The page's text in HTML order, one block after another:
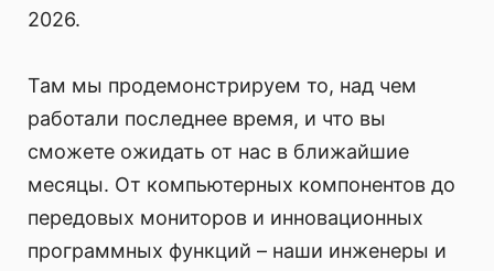
2026.
Там мы продемонстрируем то, над чем
работали последнее время, и что вы
сможете ожидать от нас в ближайшие
месяцы. От компьютерных компонентов до
передовых мониторов и инновационных
программных функций – наши инженеры и